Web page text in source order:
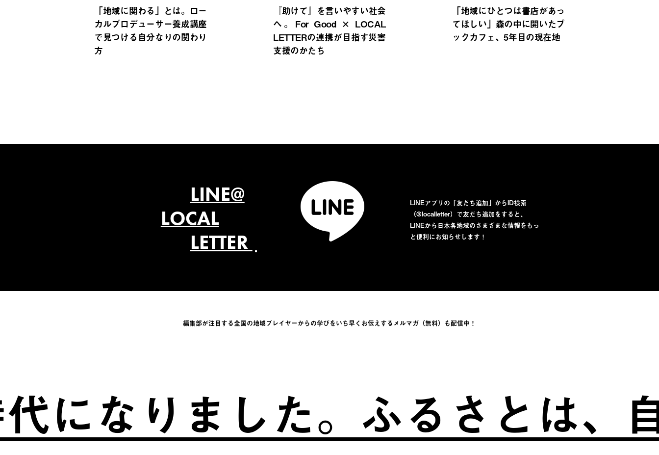
「地域に関わる」とは。ロー
カルプロデューサー養成講座
で見つける自分なりの関わり
方
『助けて』を言いやすい社会
へ。For Good × LOCAL
LETTERの連携が目指す災害
支援のかたち
「地域にひとつは書店があっ
てほしい」森の中に開いたブ
ックカフェ、5年目の現在地
LINE@
LOCAL
LETTER
LINEアプリの「友だち追加」からID検索
（@localletter）で友だち追加をすると、
LINEから日本各地域のさまざまな情報をもっ
と便利にお知らせします！
編集部が注目する全国の地域プレイヤーからの学びをいち早くお伝えするメルマガ（無料）も配信中！
なりました。ふるさとは、自